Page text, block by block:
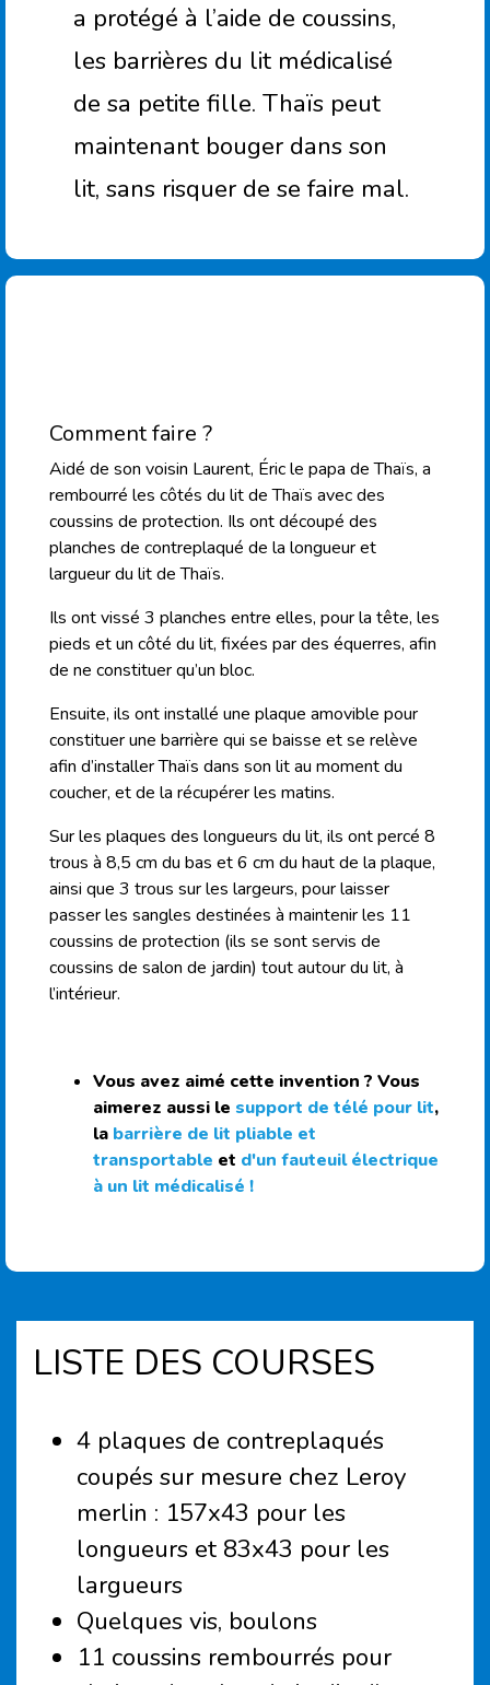
a protégé à l’aide de coussins,
les barrières du lit médicalisé
de sa petite fille. Thaïs peut
maintenant bouger dans son
lit, sans risquer de se faire mal.
Comment faire ?
Aidé de son voisin Laurent, Éric le papa de Thaïs, a
rembourré les côtés du lit de Thaïs avec des
coussins de protection. Ils ont découpé des
planches de contreplaqué de la longueur et
largueur du lit de Thaïs.
Ils ont vissé 3 planches entre elles, pour la tête, les
pieds et un côté du lit, fixées par des équerres, afin
de ne constituer qu’un bloc.
Ensuite, ils ont installé une plaque amovible pour
constituer une barrière qui se baisse et se relève
afin d’installer Thaïs dans son lit au moment du
coucher, et de la récupérer les matins.
Sur les plaques des longueurs du lit, ils ont percé 8
trous à 8,5 cm du bas et 6 cm du haut de la plaque,
ainsi que 3 trous sur les largeurs, pour laisser
passer les sangles destinées à maintenir les 11
coussins de protection (ils se sont servis de
coussins de salon de jardin) tout autour du lit, à
l’intérieur.
Vous avez aimé cette invention ? Vous
aimerez aussi le support de télé pour lit,
la barrière de lit pliable et
transportable et d'un fauteuil électrique
à un lit médicalisé !
LISTE DES COURSES
4 plaques de contreplaqués
coupés sur mesure chez Leroy
merlin : 157x43 pour les
longueurs et 83x43 pour les
largueurs
Quelques vis, boulons
11 coussins rembourrés pour